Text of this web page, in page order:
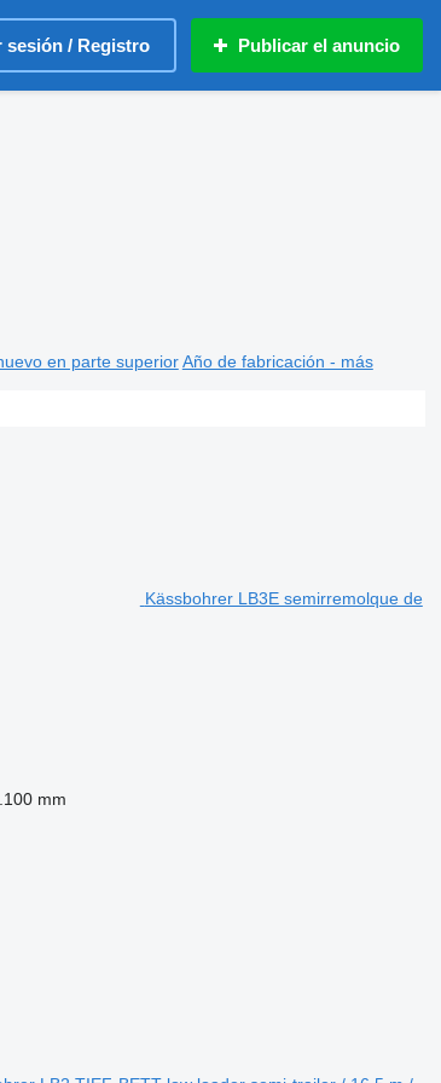
sesión / Registro Publicar el anuncio
en parte superior Año de fabricación - más
Kässbohrer LB3E semirremolque de
mm